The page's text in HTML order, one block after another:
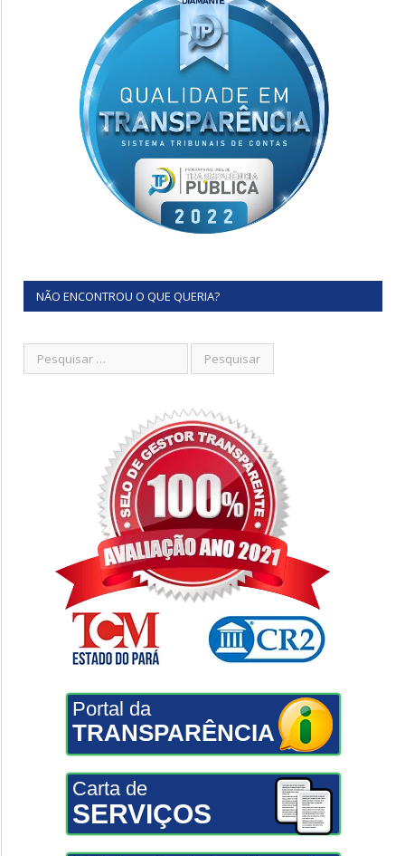
NÃO ENCONTROU O QUE QUERIA?
Portal da
TRANSPARÊNCIA
Carta de
SERVIÇOS